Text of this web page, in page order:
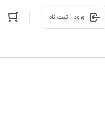
ورود | ثبت نام